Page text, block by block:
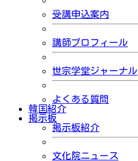
受講申込案内
講師プロフィール
世宗学堂ジャーナル
よくある質問
韓国紹介
掲示板
掲示板紹介
文化院ニュース